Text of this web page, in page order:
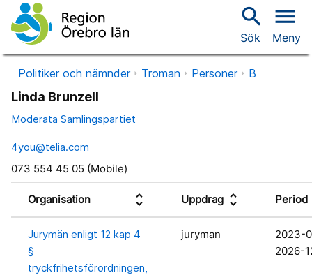
search
Sök
menu
Meny
Politiker och nämnder Troman Personer B
Linda Brunzell
Moderata Samlingspartiet
4you@telia.com
073 554 45 05 (Mobile)
Organisation unfold_more Uppdrag unfold_more Period
Jurymän enligt 12 kap 4
§
tryckfrihetsförordningen,
juryman
2023-
2026-